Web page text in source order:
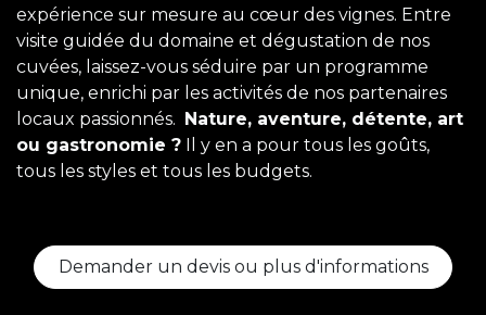
expérience sur mesure au cœur des vignes. Entre
visite guidée du domaine et dégustation de nos
cuvées, laissez-vous séduire par un programme
unique, enrichi par les activités de nos partenaires
locaux passionnés. Nature, aventure, détente, art
ou gastronomie ? Il y en a pour tous les goûts,
tous les styles et tous les budgets.
Demander un devis ou plus d'informations